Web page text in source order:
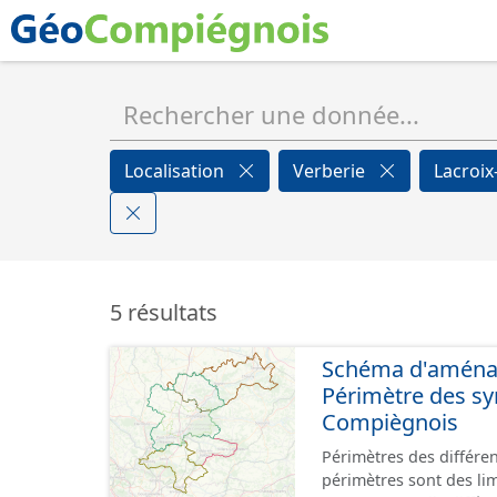
Localisation Verberie
5 résultats
Schéma
Périmètre des
Compiègnois
Périmètres des
périmètres sont des